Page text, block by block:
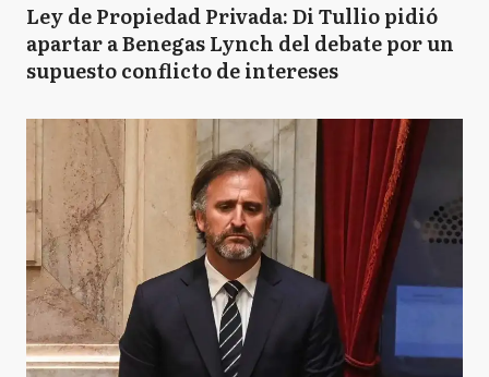
Ley de Propiedad Privada: Di Tullio pidió
apartar a Benegas Lynch del debate por un
supuesto conflicto de intereses